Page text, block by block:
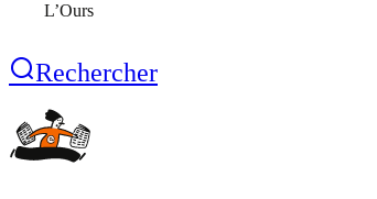
L’Ours
Rechercher